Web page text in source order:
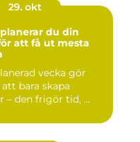
29. okt
du din
att få ut mesta
vecka gör
bara skapa
– den frigör tid, ...